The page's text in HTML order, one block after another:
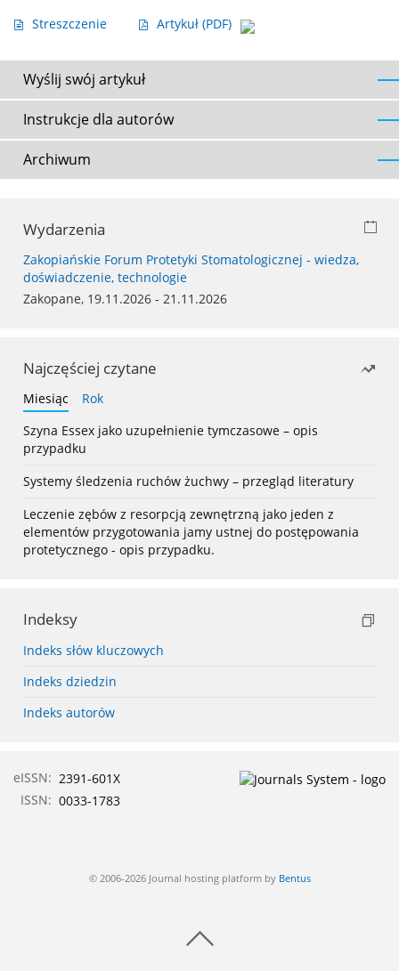
Streszczenie Artykuł (PDF)
Wyślij swój artykuł
Instrukcje dla autorów
Archiwum
Wydarzenia
Zakopiańskie Forum Protetyki Stomatologicznej - wiedza,
doświadczenie, technologie
Zakopane, 19.11.2026 - 21.11.2026
Najczęściej czytane
Miesiąc
Rok
Szyna Essex jako uzupełnienie tymczasowe – opis
przypadku
Systemy śledzenia ruchów żuchwy – przegląd literatury
Leczenie zębów z resorpcją zewnętrzną jako jeden z
elementów przygotowania jamy ustnej do postępowania
protetycznego - opis przypadku.
Indeksy
Indeks słów kluczowych
Indeks dziedzin
Indeks autorów
eISSN: 2391-601X
ISSN: 0033-1783
© 2006-2026 Journal hosting platform by Bentus